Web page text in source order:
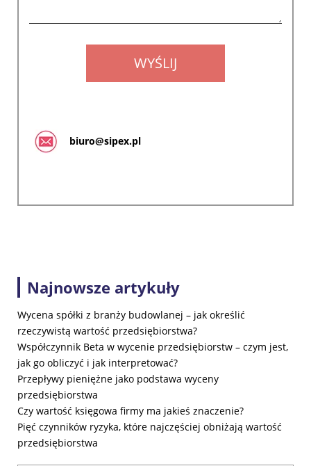
biuro@sipex.pl
Najnowsze artykuły
Wycena spółki z branży budowlanej – jak określić
rzeczywistą wartość przedsiębiorstwa?
Współczynnik Beta w wycenie przedsiębiorstw – czym jest,
jak go obliczyć i jak interpretować?
Przepływy pieniężne jako podstawa wyceny
przedsiębiorstwa
Czy wartość księgowa firmy ma jakieś znaczenie?
Pięć czynników ryzyka, które najczęściej obniżają wartość
przedsiębiorstwa